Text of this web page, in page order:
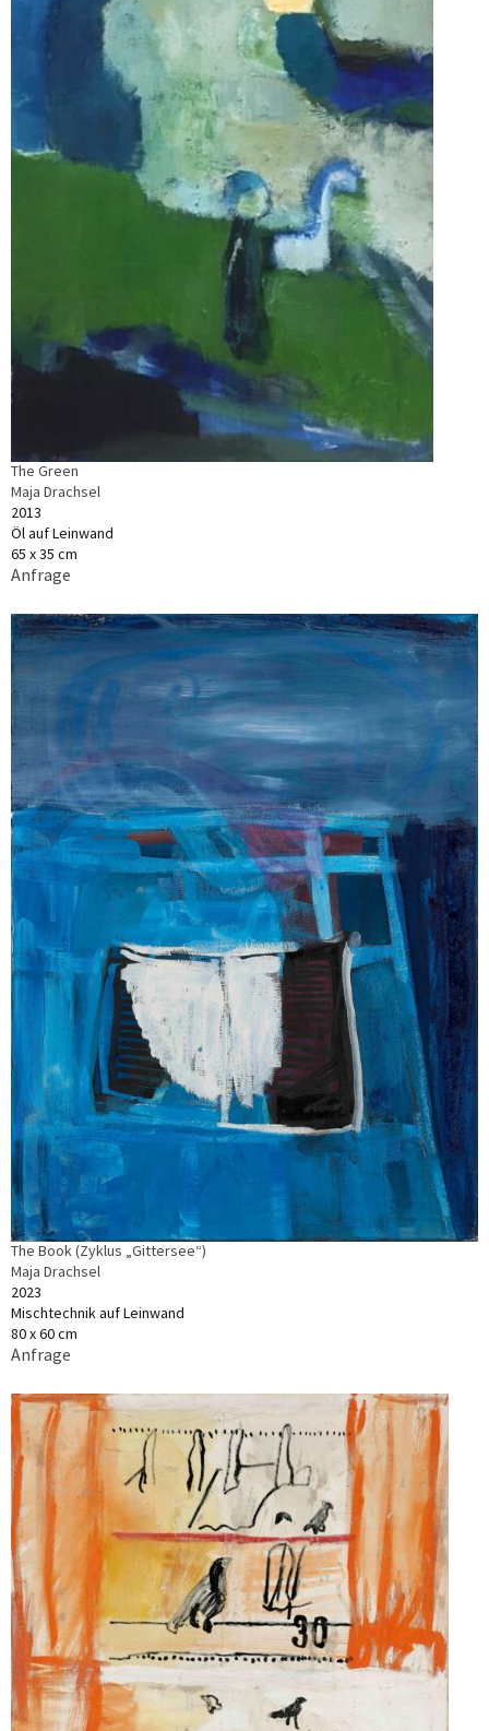
The Green
Maja Drachsel
2013
Öl auf Leinwand
65 x 35 cm
Anfrage
The Book (Zyklus „Gittersee“)
Maja Drachsel
2023
Mischtechnik auf Leinwand
80 x 60 cm
Anfrage